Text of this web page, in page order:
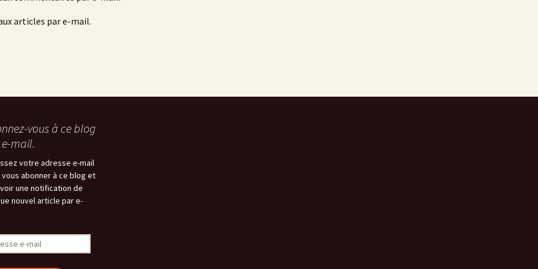
articles par e-mail.
vous à ce blog
mail.
votre adresse e-mail
abonner à ce blog et
une notification de
nouvel article par e-